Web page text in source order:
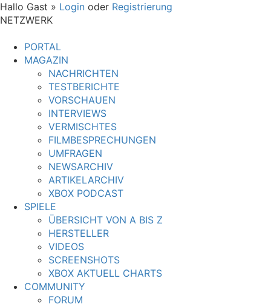
Hallo Gast » Login oder Registrierung
NETZWERK
PORTAL
MAGAZIN
NACHRICHTEN
TESTBERICHTE
VORSCHAUEN
INTERVIEWS
VERMISCHTES
FILMBESPRECHUNGEN
UMFRAGEN
NEWSARCHIV
ARTIKELARCHIV
XBOX PODCAST
SPIELE
ÜBERSICHT VON A BIS Z
HERSTELLER
VIDEOS
SCREENSHOTS
XBOX AKTUELL CHARTS
COMMUNITY
FORUM